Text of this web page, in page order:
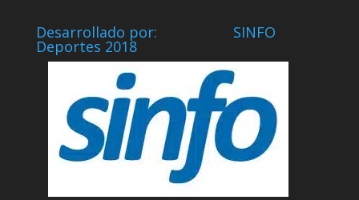
Desarrollado por: SINFO
Deportes 2018